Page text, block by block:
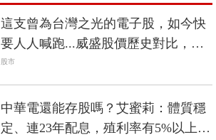
這支曾為台灣之光的電子股，如今快
要人人喊跑...威盛股價歷史對比，根
本神複製
股市
中華電還能存股嗎？艾蜜莉：體質穩
定、連23年配息，殖利率有5%以上再